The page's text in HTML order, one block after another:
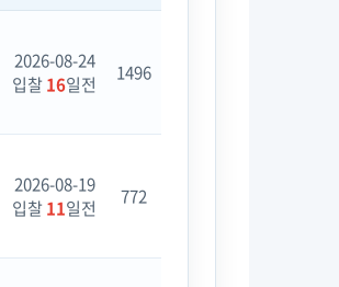
2026-08-24
입찰16일전 1496
2026-08-19
입찰11일전 772